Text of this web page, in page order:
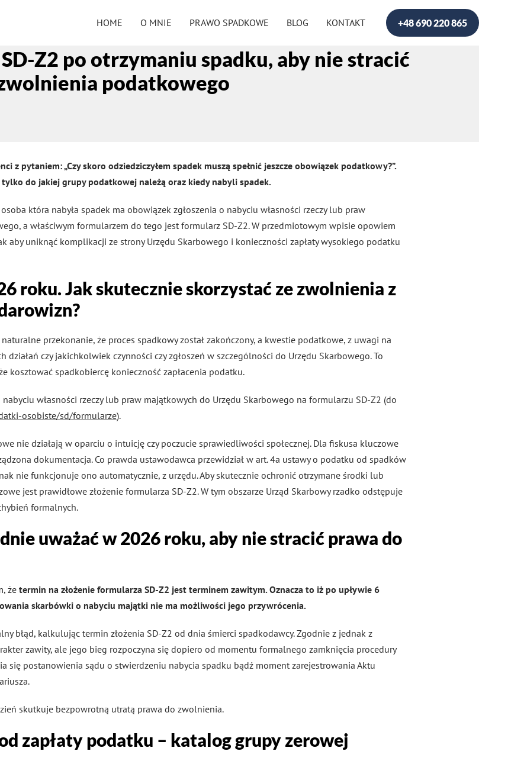
HOME O MNIE PRAWO SPADKOWE BLOG KONTAKT +48 690 220 865
Z2 po otrzymaniu spadku, aby nie stracić
podatkowego
z pytaniem: „Czy skoro odziedziczyłem spadek muszą spełnić jeszcze obowiązek podatkowy?”.
do jakiej grupy podatkowej należą oraz kiedy nabyli spadek.
która nabyła spadek ma obowiązek zgłoszenia o nabyciu własności rzeczy lub praw
a właściwym formularzem do tego jest formularz SD-Z2. W przedmiotowym wpisie opowiem
aby uniknąć komplikacji ze strony Urzędu Skarbowego i konieczności zapłaty wysokiego podatku
roku. Jak skutecznie skorzystać ze zwolnienia z
przekonanie, że proces spadkowy został zakończony, a kwestie podatkowe, z uwagi na
czy jakichkolwiek czynności czy zgłoszeń w szczególności do Urzędu Skarbowego. To
kosztować spadkobiercę konieczność zapłacenia podatku.
własności rzeczy lub praw majątkowych do Urzędu Skarbowego na formularzu SD-Z2 (do
osobiste/sd/formularze).
nie działają w oparciu o intuicję czy poczucie sprawiedliwości społecznej. Dla fiskusa kluczowe
dokumentacja. Co prawda ustawodawca przewidział w art. 4a ustawy o podatku od spadków
nie funkcjonuje ono automatycznie, z urzędu. Aby skutecznie ochronić otrzymane środki lub
jest prawidłowe złożenie formularza SD-Z2. W tym obszarze Urząd Skarbowy rzadko odstępuje
formalnych.
uważać w 2026 roku, aby nie stracić prawa do
że termin na złożenie formularza SD-Z2 jest terminem zawitym. Oznacza to iż po upływie 6
skarbówki o nabyciu majątki nie ma możliwości jego przywrócenia.
błąd, kalkulując termin złożenia SD-Z2 od dnia śmierci spadkodawcy. Zgodnie z jednak z
zawity, ale jego bieg rozpoczyna się dopiero od momentu formalnego zamknięcia procedury
się postanowienia sądu o stwierdzeniu nabycia spadku bądź moment zarejestrowania Aktu
skutkuje bezpowrotną utratą prawa do zwolnienia.
zapłaty podatku – katalog grupy zerowej